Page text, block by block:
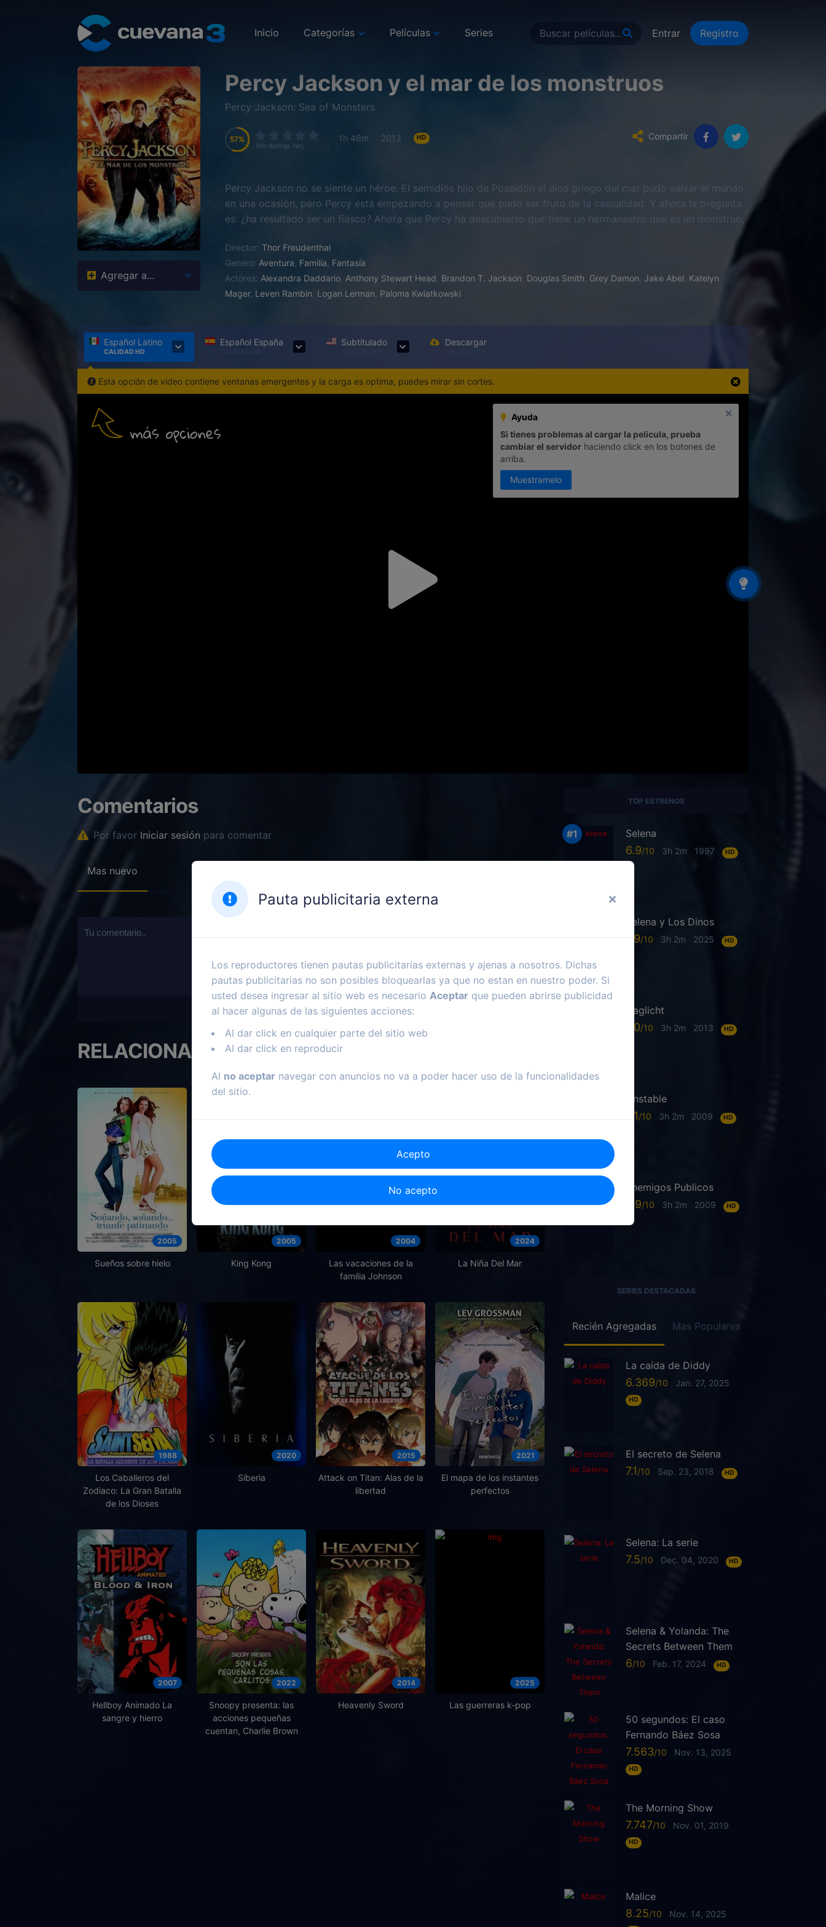
Entrar Registro
Inicio Categorías Películas Series
Agregar a...
Percy Jackson y el mar de los monstruos
Percy Jackson: Sea of Monsters
57
57
57
57
(No Ratings Yet)
1h 46m 2013 HD Compartir
Percy Jackson no se siente un héroe. El semidiós hijo de Poseidón el dios griego del mar pudo salvar el mundo
en una ocasión, pero Percy está empezando a pensar que pudo ser fruto de la casualidad. Y ahora la pregunta
es: ¿ha resultado ser un fiasco? Ahora que Percy ha descubierto que tiene un hermanastro que es un monstruo,
Director: Thor Freudenthal
Genero: Aventura Familia Fantasía
Actores: Alexandra Daddario Anthony Stewart Head Brandon T. Jackson Douglas Smith Grey Damon Jake Abel Katelyn
Mager, Leven Rambin Logan Lerman Paloma Kwiatkowski
Español Latino
CALIDAD HD
Español España Subtitulado Descargar
Esta opción de video contiene ventanas emergentes y la carga es optima, puedes mirar sin cortes.
Ayuda
Si tienes problemas al cargar la pelicula, prueba
cambiar el servidor haciendo click en los botones de
arriba.
Muestramelo
Comentarios
Por favor Iniciar sesión para comentar
Mas nuevo
RELACIONADOS
2005
Sueños sobre hielo
2005
King Kong
2004
Las vacaciones de la
familia Johnson
2024
La Niña Del Mar
1988
Los Caballeros del
Zodiaco: La Gran Batalla
de los Dioses
2020
Siberia
2015
Attack on Titan: Alas de la
libertad
2021
El mapa de los instantes
perfectos
2007
Hellboy Animado La
sangre y hierro
2022
Snoopy presenta: las
acciones pequeñas
cuentan, Charlie Brown
2014
Heavenly Sword
2025
Las guerreras k-pop
TOP ESTRENOS
Selena
6.9 3h 2m 1997 HD
Selena y Los Dinos
7.9 3h 2m 2025 HD
Daglicht
7.0 3h 2m 2013 HD
Unstable
6.1 3h 2m 2009 HD
Enemigos Publicos
6.9 3h 2m 2009 HD
SERIES DESTACADAS
Recién Agregadas Mas Populares
La caída de Diddy
6.369 Jan. 27, 2025
HD
El secreto de Selena
7.1 Sep. 23, 2018 HD
Selena: La serie
7.5 Dec. 04, 2020 HD
Selena & Yolanda: The
Secrets Between Them
6 Feb. 17, 2024 HD
50 segundos: El caso
Fernando Báez Sosa
7.563 Nov. 13, 2025
HD
The Morning Show
7.747 Nov. 01, 2019
HD
Malice
8.25 Nov. 14, 2025
Pauta publicitaria externa
Los reproductores tienen pautas publicitarias externas y ajenas a nosotros. Dichas
pautas publicitarias no son posibles bloquearlas ya que no estan en nuestro poder. Si
usted desea ingresar al sitio web es necesario Aceptar que pueden abrirse publicidad
al hacer algunas de las siguientes acciones:
Al dar click en cualquier parte del sitio web
Al dar click en reproducir
Al no aceptar navegar con anuncios no va a poder hacer uso de la funcionalidades
del sitio.
Acepto
No acepto